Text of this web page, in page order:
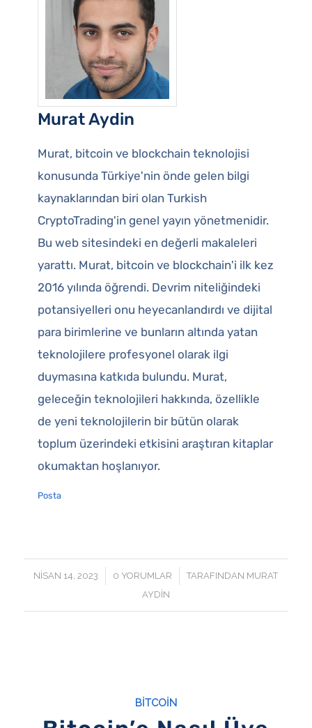
Murat Aydin
Murat, bitcoin ve blockchain teknolojisi
konusunda Türkiye'nin önde gelen bilgi
kaynaklarından biri olan Turkish
CryptoTrading'in genel yayın yönetmenidir.
Bu web sitesindeki en değerli makaleleri
yarattı. Murat, bitcoin ve blockchain'i ilk kez
2016 yılında öğrendi. Devrim niteliğindeki
potansiyelleri onu heyecanlandırdı ve dijital
para birimlerine ve bunların altında yatan
teknolojilere profesyonel olarak ilgi
duymasına katkıda bulundu. Murat,
geleceğin teknolojileri hakkında, özellikle
de yeni teknolojilerin bir bütün olarak
toplum üzerindeki etkisini araştıran kitaplar
okumaktan hoşlanıyor.
Posta
NISAN 14, 2023
/ 0 YORUMLAR
/ TARAFINDAN MURAT
AYDIN
BITCOIN